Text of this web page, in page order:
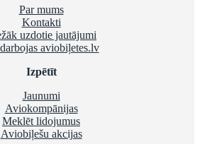
Par mums
Kontakti
uzdotie jautājumi
aviobiļetes.lv
Izpētīt
Jaunumi
Aviokompānijas
Meklēt lidojumus
Aviobiļešu akcijas